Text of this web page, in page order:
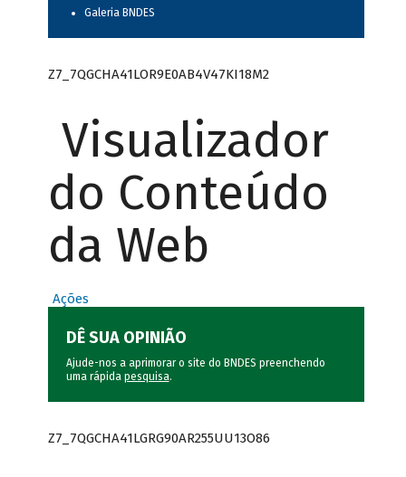
Galeria BNDES
Z7_7QGCHA41LOR9E0AB4V47KI18M2
Visualizador
do Conteúdo
da Web
Ações
DÊ SUA OPINIÃO
Ajude-nos a aprimorar o site do BNDES preenchendo
uma rápida pesquisa.
Z7_7QGCHA41LGRG90AR255UU13O86